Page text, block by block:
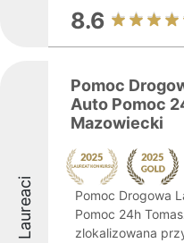
8.6
Laureaci
Pomoc
Auto Pomoc
Mazowiecki
Pomoc Drogowa
Pomoc 24h
zlokalizowana